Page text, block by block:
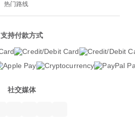
热门路线
支持付款方式
社交媒体